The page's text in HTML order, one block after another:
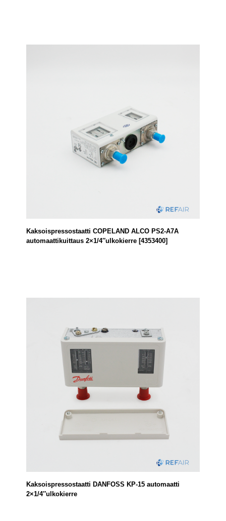
Kaksoispressostaatti COPELAND ALCO PS2-A7A
automaattikuittaus 2×1/4″ulkokierre [4353400]
Kaksoispressostaatti DANFOSS KP-15 automaatti
2×1/4″ulkokierre